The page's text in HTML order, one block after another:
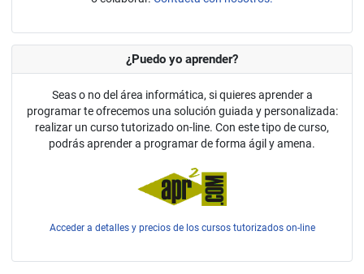
¿Puedo yo aprender?
Seas o no del área informática, si quieres aprender a
programar te ofrecemos una solución guiada y personalizada:
realizar un curso tutorizado on-line. Con este tipo de curso,
podrás aprender a programar de forma ágil y amena.
Acceder a detalles y precios de los cursos tutorizados on-line